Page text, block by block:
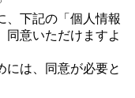
、下記の「個人情報
同意いただけますよ
には、同意が必要と